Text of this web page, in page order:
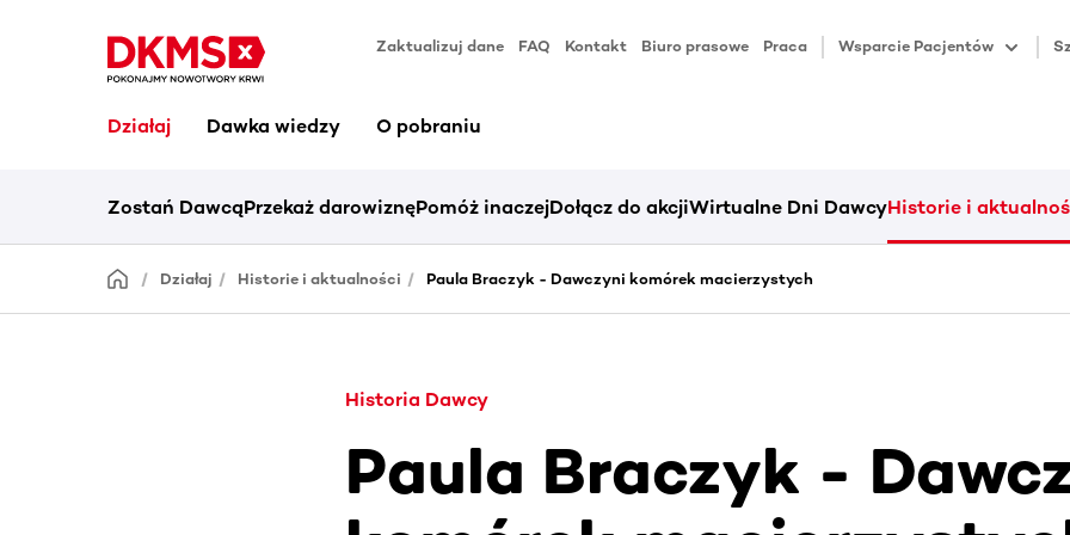
Zaktualizuj dane FAQ Kontakt Biuro prasowe Praca Wsparcie Pacjentów
Działaj Dawka wiedzy O pobraniu
Zostań DawcąPrzekaż darowiznęPomóż inaczejDołącz do akcjiWirtualne Dni DawcyHistorie i
Działaj Historie i aktualności Paula Braczyk - Dawczyni komórek macierzystych
Historia Dawcy
Paula Braczyk -